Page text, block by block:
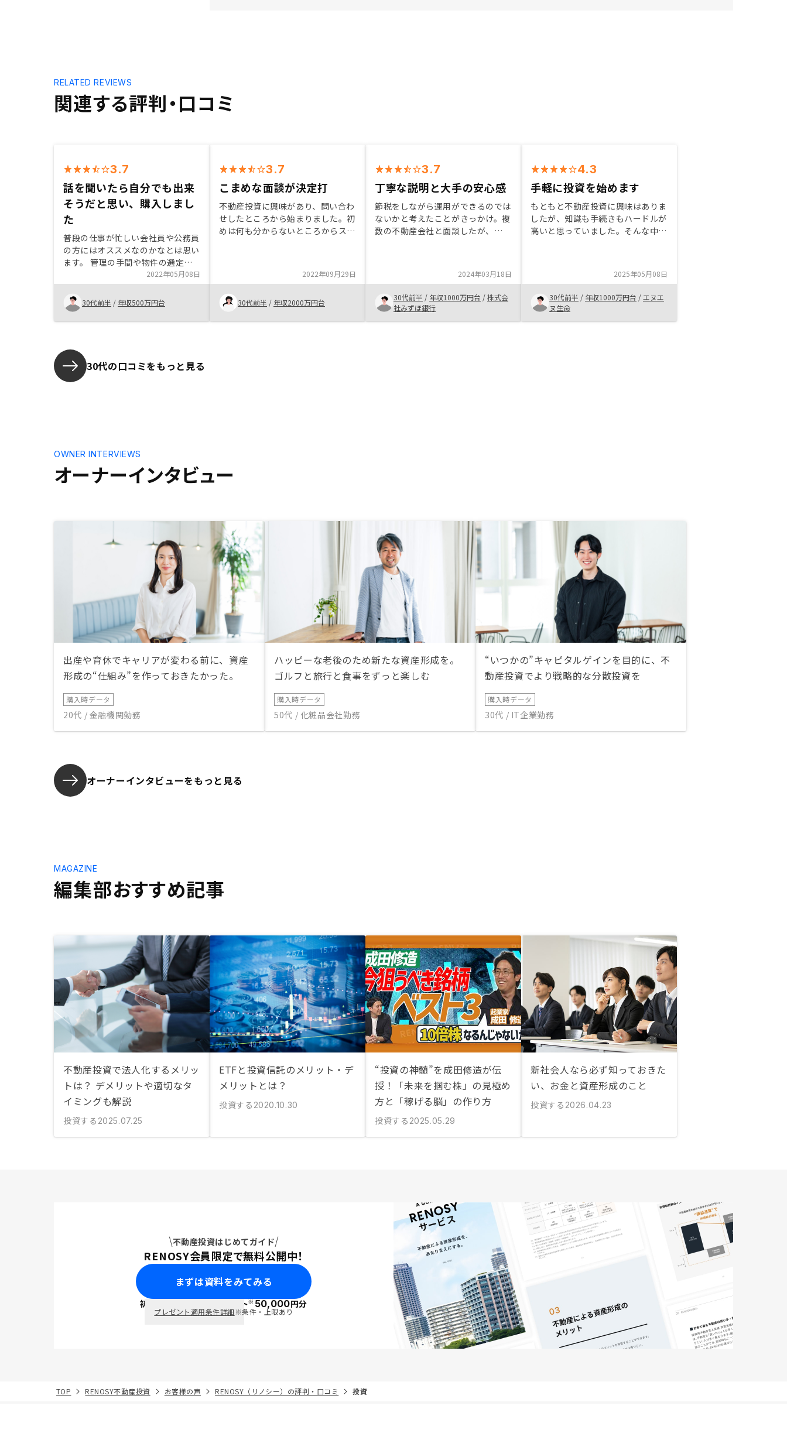
関連する評判・口コミ
RELATED REVIEWS
3.7
話を聞いたら自分でも出来
そうだと思い、購入しまし
た
普段の仕事が忙しい会社員や公務員
の方にはオススメなのかなとは思い
ます。 管理の手間や物件の選定な
どほぼほぼお任せできてしまうので
そこは自分もオススメだと思いま
す。 ただ、不動産投資で毎月利益
を出したいって方にはオススメ出来
ないと思います。 リノシーさんの
で、その辺は担当の方に聞けば丁寧
に答えてくれると思います。正直始
めるまではかなりの不安があったの
で現会員さんと話ができたり、質問
の辺を実際にやってる方に聞けると
理解が早いのかなとは思います。
2022年05月08日
30代前半 / 年収500万円台
3.7
こまめな面談が決定打
不動産投資に興味があり、問い合わ
せしたところから始まりました。初
めは何も分からないところからスタ
思っていた事をその場で解決でき、
今回購入を決意しました。Ai技術を
駆使しているのが他と違い、安心感
2022年09月29日
30代前半 / 年収2000万円台
3.7
丁寧な説明と大手の安心感
節税をしながら運用ができるのでは
ないかと考えたことがきっかけ。複
数の不動産会社と面談したが、
使い勝手が良かった事も決手。借入
返済を含めたキャッシュフローシミ
ュレーションなどもできるようにな
2024年03月18日
30代前半 / 年収1000万円台 /株式会
社みずほ銀行
4.3
手軽に投資を始めます
もともと不動産投資に興味はありま
したが、知識も手続きもハードルが
高いと思っていました。そんな中、
に魅力を感じて購入を決めました。
初めての方にも安心しておすすめで
きます。
2025年05月08日
30代前半 / 年収1000万円台 /エヌエ
ヌ生命
30代の口コミをもっと見る
オーナーインタビュー
OWNER INTERVIEWS
出産や育休でキャリアが変わる前に、資産
形成の“仕組み”を作っておきたかった。
購入時データ
20代 / 金融機関勤務
ハッピーな老後のため新たな資産形成を。
ゴルフと旅行と食事をずっと楽しむ
購入時データ
50代 / 化粧品会社勤務
“いつかの”キャピタルゲインを目的に、不
動産投資でより戦略的な分散投資を
購入時データ
30代 / IT企業勤務
オーナーインタビューをもっと見る
編集部おすすめ記事
MAGAZINE
不動産投資で法人化するメリッ
トは？ デメリットや適切なタ
イミングも解説
投資する 2025.07.25
ETFと投資信託のメリット・デ
メリットとは？
投資する 2020.10.30
“投資の神髄”を成田修造が伝
授！「未来を掴む株」の見極め
方と「稼げる脳」の作り方
投資する 2025.05.29
新社会人なら必ず知っておきた
い、お金と資産形成のこと
投資する 2026.04.23
不動産投資はじめてガイド
RENOSY会員限定で無料公開中！
まずは資料をみてみる
初回面談で ポイント※50,000円分
プレゼント適用条件詳細※条件・上限あり
TOP RENOSY不動産投資 お客様の声 RENOSY（リノシー）の評判・口コミ 投資